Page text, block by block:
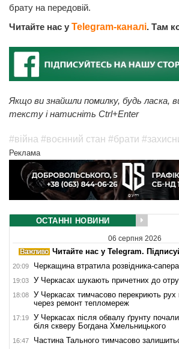
брату на передовій.
Читайте нас у Telegram-каналі. Там
Якщо ви знайшли помилку, будь ласка,
тексту і натисніть Ctrl+Enter
#війна #воєнний стан #брати
Реклама
ОСТАННІ НОВИНИ
06 серпня 2026
Читайте нас у Telegram.
20:09 Черкащина втратила розвідника-сапера
19:03 У Черкасах шукають причетних до
18:08
У Черкасах тимчасово перекриють рух
через ремонт тепломереж
17:19
У Черкасах після обвалу ґрунту
біля скверу Богдана Хмельницького
16:47 Частина Тального тимчасово